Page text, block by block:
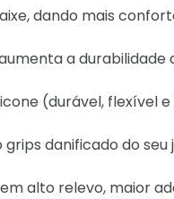
dando mais
a
(durável, flexível
grips danificado do seu
alto relevo, maior